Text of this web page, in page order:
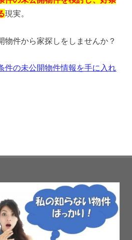
現実。
物件から家探しをしませんか？
件の未公開物件情報を手に入れ